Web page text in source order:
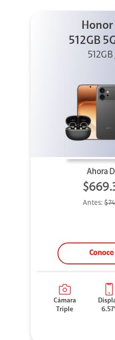
512GB
+
512GB
Ahora
Antes:
Cámara
Triple